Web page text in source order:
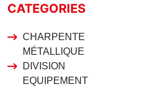
CATEGORIES
CHARPENTE
MÉTALLIQUE
DIVISION
EQUIPEMENT